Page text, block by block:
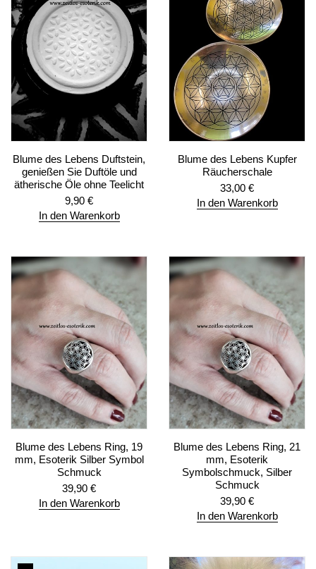
Blume des Lebens Duftstein,
genießen Sie Duftöle und
ätherische Öle ohne Teelicht
9,90 €
In den Warenkorb
Blume des Lebens Kupfer
Räucherschale
33,00 €
In den Warenkorb
Blume des Lebens Ring, 19
mm, Esoterik Silber Symbol
Schmuck
39,90 €
In den Warenkorb
Blume des Lebens Ring, 21
mm, Esoterik
Symbolschmuck, Silber
Schmuck
39,90 €
In den Warenkorb